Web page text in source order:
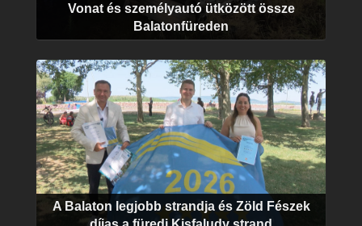
Vonat és személyautó ütközött össze
Balatonfüreden
A Balaton legjobb strandja és Zöld Fészek